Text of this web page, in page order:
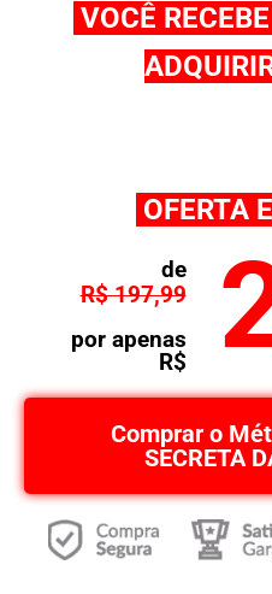
VOCÊ
OFERTA
de
R$ 197,99
por apenas
R$
Comprar o
SECRETA